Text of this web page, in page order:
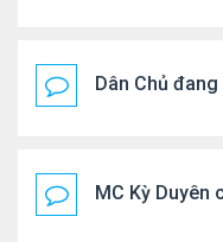
Dân Chủ
MC Kỳ Duyên